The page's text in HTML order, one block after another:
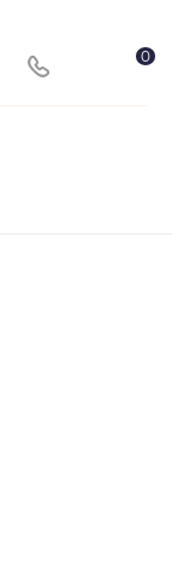
0